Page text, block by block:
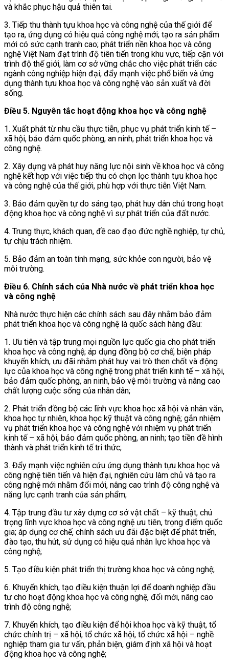
và khắc phục hậu quả thiên tai.
3. Tiếp thu thành tựu khoa học và công nghệ của thế giới để
tạo ra, ứng dụng có hiệu quả công nghệ mới; tạo ra sản phẩm
mới có sức cạnh tranh cao; phát triển nền khoa học và công
nghệ Việt Nam đạt trình độ tiên tiến trong khu vực, tiếp cận với
trình độ thế giới, làm cơ sở vững chắc cho việc phát triển các
ngành công nghiệp hiện đại; đẩy mạnh việc phổ biến và ứng
dụng thành tựu khoa học và công nghệ vào sản xuất và đời
sống.
Điều 5. Nguyên tắc hoạt động khoa học và công nghệ
1. Xuất phát từ nhu cầu thực tiễn, phục vụ phát triển kinh tế –
xã hội, bảo đảm quốc phòng, an ninh, phát triển khoa học và
công nghệ.
2. Xây dựng và phát huy năng lực nội sinh về khoa học và công
nghệ kết hợp với việc tiếp thu có chọn lọc thành tựu khoa học
và công nghệ của thế giới, phù hợp với thực tiễn Việt Nam.
3. Bảo đảm quyền tự do sáng tạo, phát huy dân chủ trong hoạt
động khoa học và công nghệ vì sự phát triển của đất nước.
4. Trung thực, khách quan, đề cao đạo đức nghề nghiệp, tự chủ,
tự chịu trách nhiệm.
5. Bảo đảm an toàn tính mạng, sức khỏe con người, bảo vệ
môi trường.
Điều 6. Chính sách của Nhà nước về phát triển khoa học
và công nghệ
Nhà nước thực hiện các chính sách sau đây nhằm bảo đảm
phát triển khoa học và công nghệ là quốc sách hàng đầu:
1. Ưu tiên và tập trung mọi nguồn lực quốc gia cho phát triển
khoa học và công nghệ; áp dụng đồng bộ cơ chế, biện pháp
khuyến khích, ưu đãi nhằm phát huy vai trò then chốt và động
lực của khoa học và công nghệ trong phát triển kinh tế – xã hội,
bảo đảm quốc phòng, an ninh, bảo vệ môi trường và nâng cao
chất lượng cuộc sống của nhân dân;
2. Phát triển đồng bộ các lĩnh vực khoa học xã hội và nhân văn,
khoa học tự nhiên, khoa học kỹ thuật và công nghệ; gắn nhiệm
vụ phát triển khoa học và công nghệ với nhiệm vụ phát triển
kinh tế – xã hội, bảo đảm quốc phòng, an ninh; tạo tiền đề hình
thành và phát triển kinh tế tri thức;
3. Đẩy mạnh việc nghiên cứu ứng dụng thành tựu khoa học và
công nghệ tiên tiến và hiện đại, nghiên cứu làm chủ và tạo ra
công nghệ mới nhằm đổi mới, nâng cao trình độ công nghệ và
năng lực cạnh tranh của sản phẩm;
4. Tập trung đầu tư xây dựng cơ sở vật chất – kỹ thuật, chú
trọng lĩnh vực khoa học và công nghệ ưu tiên, trọng điểm quốc
gia; áp dụng cơ chế, chính sách ưu đãi đặc biệt để phát triển,
đào tạo, thu hút, sử dụng có hiệu quả nhân lực khoa học và
công nghệ;
5. Tạo điều kiện phát triển thị trường khoa học và công nghệ;
6. Khuyến khích, tạo điều kiện thuận lợi để doanh nghiệp đầu
tư cho hoạt động khoa học và công nghệ, đổi mới, nâng cao
trình độ công nghệ;
7. Khuyến khích, tạo điều kiện để hội khoa học và kỹ thuật, tổ
chức chính trị – xã hội, tổ chức xã hội, tổ chức xã hội – nghề
nghiệp tham gia tư vấn, phản biện, giám định xã hội và hoạt
động khoa học và công nghệ;